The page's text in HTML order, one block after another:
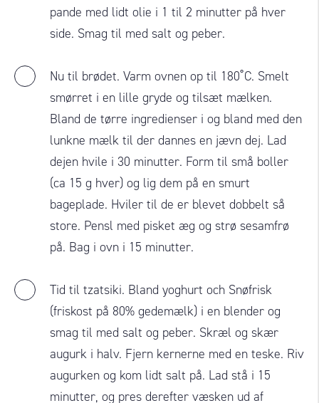
pande med lidt olie i 1 til 2 minutter på hver
side. Smag til med salt og peber.
Nu til brødet. Varm ovnen op til 180˚C. Smelt
smørret i en lille gryde og tilsæt mælken.
Bland de tørre ingredienser i og bland med den
lunkne mælk til der dannes en jævn dej. Lad
dejen hvile i 30 minutter. Form til små boller
(ca 15 g hver) og lig dem på en smurt
bageplade. Hviler til de er blevet dobbelt så
store. Pensl med pisket æg og strø sesamfrø
på. Bag i ovn i 15 minutter.
Tid til tzatsiki. Bland yoghurt och Snøfrisk
(friskost på 80% gedemælk) i en blender og
smag til med salt og peber. Skræl og skær
augurk i halv. Fjern kernerne med en teske. Riv
augurken og kom lidt salt på. Lad stå i 15
minutter, og pres derefter væsken ud af